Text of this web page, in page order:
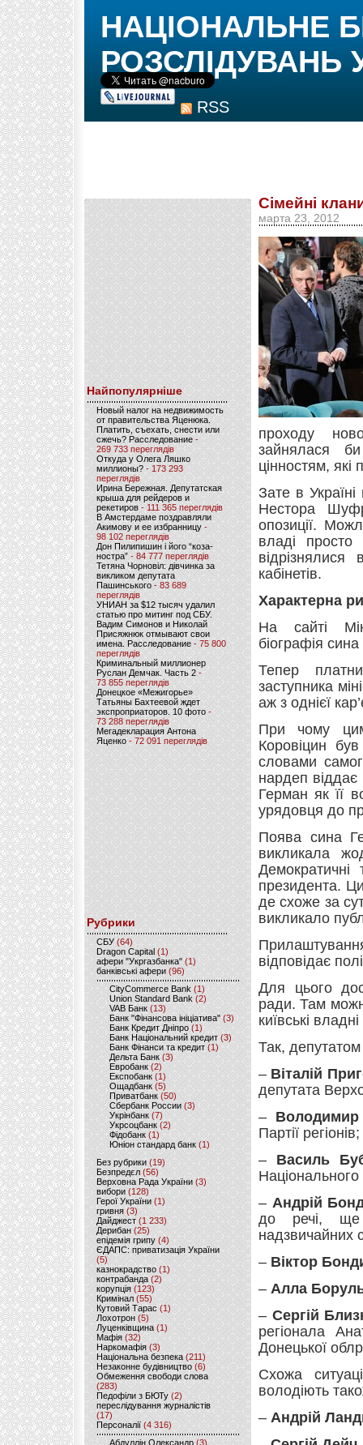
RSS
НАЦІОНАЛЬНЕ
РОЗСЛІДУВАНЬ
Найпопулярніше
Новый налог на недвижимость
от правительства Яценюка.
Платить, съехать, снести или
сжечь? Расследование-
269 733 переглядів
Откуда у Олега Ляшко
миллионы? - 173 293
переглядів
Ирина Бережная. Депутатская
крыша для рейдеров и
рекетиров - 111 365 переглядів
В Амстердаме поздравляли
Акимову и ее избранницу -
98 102 переглядів
Дон Пилипишин і його “коза-
ностра” - 84 777 переглядів
Тетяна Чорновіл: дівчинка за
викликом депутата
Пашинського- 83 689
переглядів
УНИАН за $12 тысяч удалил
статью про митинг под СБУ.
Вадим Симонов и Николай
Присяжнюк отмывают свои
имена. Расследование - 75 800
переглядів
Криминальный миллионер
Руслан Демчак. Часть 2-
73 855 переглядів
Донецкое «Межигорье»
Татьяны Бахтеевой ждет
экспроприаторов. 10 фото -
73 288 переглядів
Мегадекларация Антона
Яценко - 72 091 переглядів
Рубрики
CБУ (64)
Dragon Capital (1)
афери "Укргазбанка" (1)
банківські афери (96)
CityCommerce Bank (1)
Union Standard Bank (2)
VAB Банк (13)
Банк "Фінансова ініціатива" (3)
Банк Кредит Дніпро (1)
Банк Національний кредит (3)
Банк Фінанси та кредит (1)
Дельта Банк (3)
Евробанк(2)
Експобанк (1)
Ощадбанк(5)
Приватбанк (50)
Сбербанк России (3)
Укрінбанк(7)
Укрсоцбанк (2)
Фідобанк (1)
Юніон стандард банк(1)
Без рубрики (19)
Безпредєл(56)
Верховна Рада України (3)
вибори(128)
Герої України(1)
гривня (3)
Дайджест (1 233)
Дерибан (25)
епідемія грипу (4)
ЄДАПС: приватизація України
(5)
казнокрадство (1)
контрабанда (2)
корупція (123)
Кримінал (55)
Кутовий Тарас (1)
Лохотрон(5)
Луценківщина (1)
Мафія (32)
Наркомафія (3)
Національна безпека (211)
Незаконне будівництво(6)
Обмеження свободи слова
(283)
Педофіли з БЮТу (2)
переслідування журналістів
(17)
Персоналії (4 316)
Абдуллін Олександр (3)
Сімейні
марта 23, 2012
проходу
зайнялася
цінностям, які
Зате в
Нестора
опозиції.
владі
кабінетів.
Характерна
На сайті
біографія
Тепер
заступника
аж з однієї
При чому
Коровіцин
словами
нардеп віддає
Герман як її
урядовця до
Поява сина
викликала
Демократичні
президента.
де схоже за
викликало
відповідає
Для цього
ради. Там
київські
Так, депутатом
– Віталій
депутата
–
Партії регіонів;
– Василь
Національного
– Андрій
до речі, ще
надзвичайних
– Віктор
– Алла
– Сергій
регіонала
Донецької
Схожа
володіють
– Андрій